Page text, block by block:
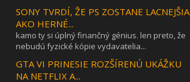
SONY TVRDÍ, ŽE PS ZOSTANE LACNEJŠIA
AKO HERNÉ...
kamo ty si úplný finančný génius. len preto, že
nebudú fyzické kópie vydavatelia...
GTA VI PRINESIE ROZŠÍRENÚ UKÁŽKU
NA NETFLIX A...